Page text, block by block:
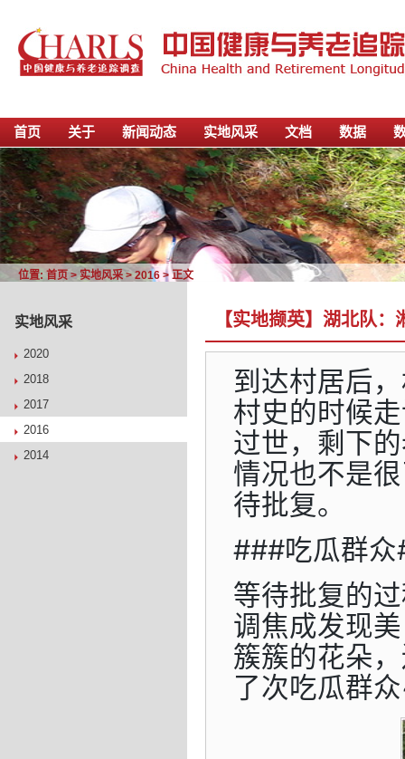
首页 关于 新闻动态 实地风采 文档 数据
位置: 首页>实地风采 >2016 > 正文
实地风采
2020
2018
2017
2016
2014
【实地撷英】湖北队：
到达村居后
村史的时候
过世，剩下
情况也不是
待批复。
###吃瓜群
等待批复的
调焦成发现
簇簇的花朵
了次吃瓜群